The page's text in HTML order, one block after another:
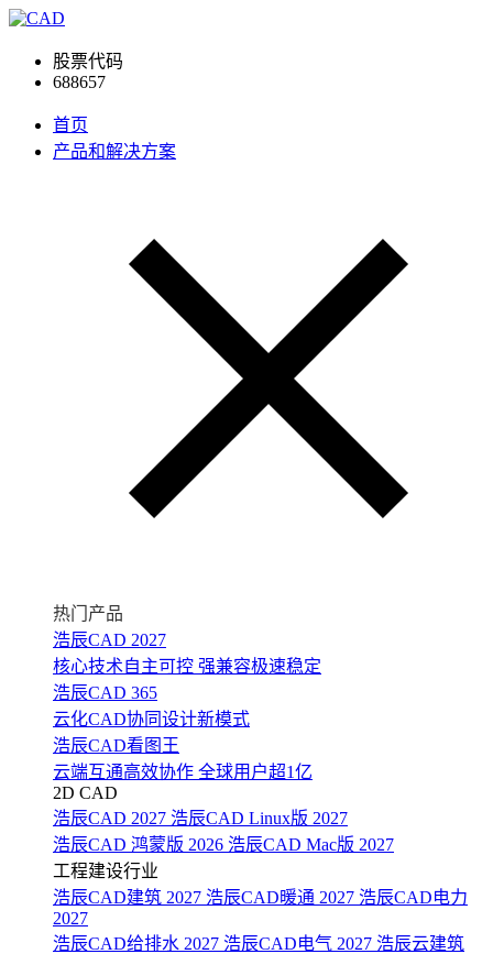
股票代码
688657
首页
产品和解决方案
热门产品
浩辰CAD 2027
核心技术自主可控 强兼容极速稳定
浩辰CAD 365
云化CAD协同设计新模式
浩辰CAD看图王
云端互通高效协作 全球用户超1亿
2D CAD
浩辰CAD 2027 浩辰CAD Linux版 2027
浩辰CAD 鸿蒙版 2026 浩辰CAD Mac版 2027
工程建设行业
浩辰CAD建筑 2027 浩辰CAD暖通 2027 浩辰CAD电力
2027
浩辰CAD给排水 2027 浩辰CAD电气 2027 浩辰云建筑